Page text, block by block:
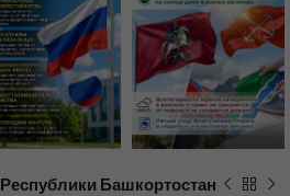
Республики Башкортостан